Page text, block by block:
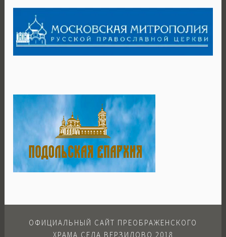
ОФИЦИАЛЬНЫЙ САЙТ ПРЕОБРАЖЕНСКОГО
ХРАМА СЕЛА ВЕРЗИЛОВО 2018